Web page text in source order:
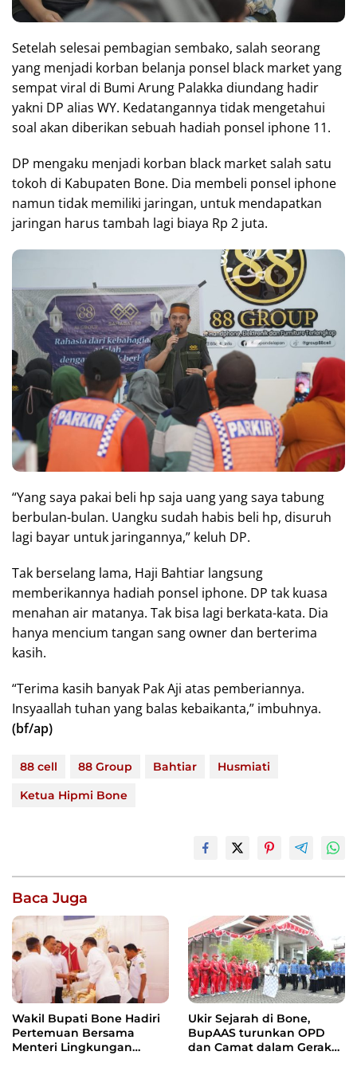
Setelah selesai pembagian sembako, salah seorang
yang menjadi korban belanja ponsel black market yang
sempat viral di Bumi Arung Palakka diundang hadir
yakni DP alias WY. Kedatangannya tidak mengetahui
soal akan diberikan sebuah hadiah ponsel iphone 11.
DP mengaku menjadi korban black market salah satu
tokoh di Kabupaten Bone. Dia membeli ponsel iphone
namun tidak memiliki jaringan, untuk mendapatkan
jaringan harus tambah lagi biaya Rp 2 juta.
“Yang saya pakai beli hp saja uang yang saya tabung
berbulan-bulan. Uangku sudah habis beli hp, disuruh
lagi bayar untuk jaringannya,” keluh DP.
Tak berselang lama, Haji Bahtiar langsung
memberikannya hadiah ponsel iphone. DP tak kuasa
menahan air matanya. Tak bisa lagi berkata-kata. Dia
hanya mencium tangan sang owner dan berterima
kasih.
“Terima kasih banyak Pak Aji atas pemberiannya.
Insyaallah tuhan yang balas kebaikanta,” imbuhnya.
(bf/ap)
88 cell 88 Group Bahtiar
Husmiati
Ketua Hipmi Bone
Baca Juga
Wakil Bupati Bone Hadiri
Pertemuan Bersama
Menteri Lingkungan
Ukir Sejarah di Bone,
BupAAS turunkan OPD
dan Camat dalam Gerak